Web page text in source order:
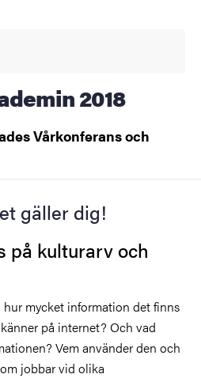
2018
Vårkonferans och
gäller dig!
på kulturarv och
mycket information det finns
på internet? Och vad
Vem använder den och
jobbar vid olika